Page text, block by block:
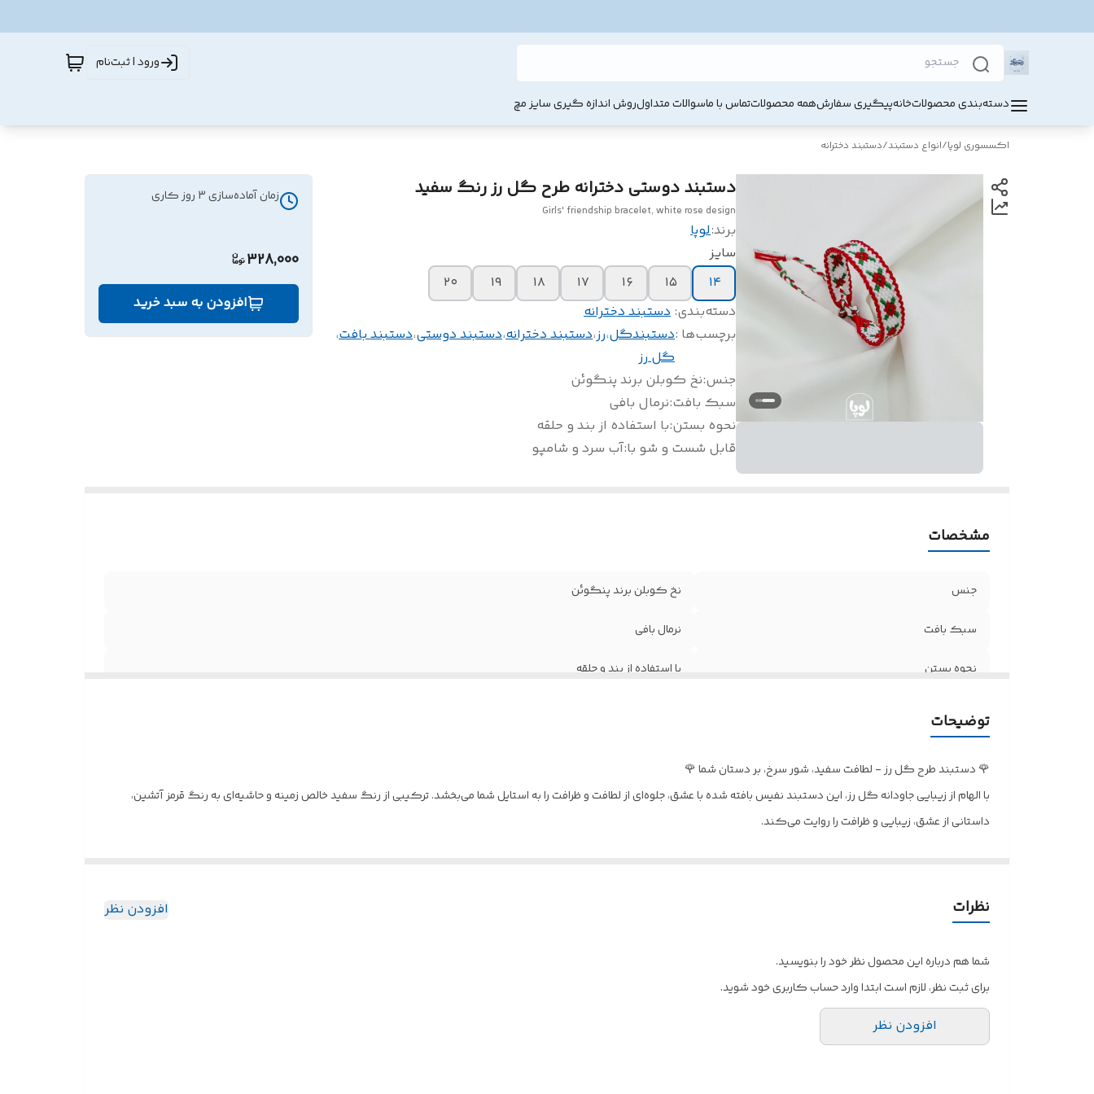
ورود | ثبت‌نام
دسته‌بندی محصولاتخانهپیگیری سفارشهمه محصولاتتماس با ماسوالات متداولروش اندازه گیری سایز مچ
اکسسوری لوپا/انواع دستبند/دستبند دخترانه
دستبند دوستی دخترانه طرح گل رز رنگ سفید
Girls' friendship bracelet, white rose design
برند:لوپا
سایز
۱۴
۱۵ ۱۶ ۱۷ ۱۸ ۱۹
۲۰
دسته‌بندی: دستبند دخترانه
برچسب‌ها :دستبندگل،رز،دستبند دخترانه،دستبند دوستی،دستبند بافت،
گل رز
جنس:نخ کوبلن برند پنگوئن
سبک بافت:نرمال بافی
نحوه بستن:با استفاده از بند و حلقه
قابل شست و شو با:آب سرد و شامپو
زمان آماده‌سازی3 روز کاری
328,000
افزودن به سبد خرید
مشخصات
جنس نخ کوبلن برند پنگوئن
سبک بافت نرمال بافی
نحوه بستن با استفاده از بند و حلقه
توضیحات
🌹 دستبند طرح گل رز - لطافت سفید، شور سرخ، بر دستان شما 🌹
با الهام از زیبایی جاودانه گل رز، این دستبند نفیس بافته شده با عشق، جلوه‌ای از لطافت و ظرافت را به استایل شما می‌بخشد. ترکیبی از رنگ سفید خالص زمینه و حاشیه‌ای به رنگ قرمز آتشین،
داستانی از عشق، زیبایی و ظرافت را روایت می‌کند.
•ترکیب رنگی چشم‌نواز: زمینه سفید خالص، نماد پاکی و آرامش، در کنار حاشیه قرمز پرحرارت، تعادلی زیبا و گیرا ایجاد کرده و جلوه‌ای لوکس و زنانه به دستبند می‌بخشد.
•بافت نرم و با دوام: بافته شده با نخ مرغوب کوبلن، این دستبند علاوه بر زیبایی، بسیار نرم، سبک و مقاوم است و تجربه‌ای دلپذیر هنگام استفاده روزمره فراهم می‌کند.
✅ کاربرد:
•اکسسوری روزمره: با لطافت و سبکی خود، همراهی ایده‌آل برای تمام روز شماست و حسی از زیبایی را به لحظاتتان اضافه می‌کند.
نظرات افزودن نظر
شما هم درباره این محصول نظر خود را بنویسید.
برای ثبت نظر، لازم است ابتدا وارد حساب کاربری خود شوید.
افزودن نظر